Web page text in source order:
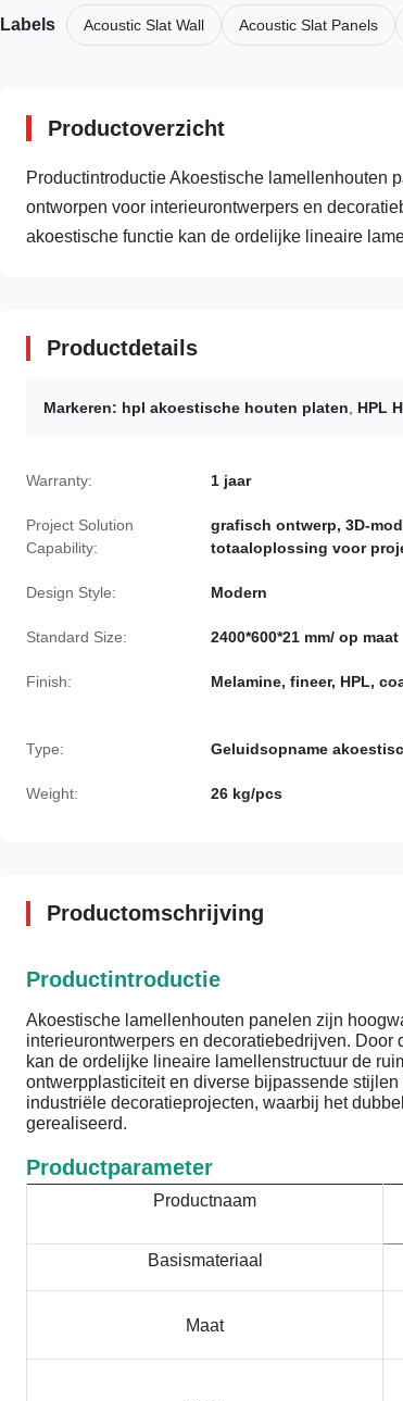
Labels Acoustic Slat Wall Acoustic Slat Panels
Productoverzicht
Productintroductie Akoestische lamellenhouten
ontworpen voor interieurontwerpers en
akoestische functie kan de ordelijke lineaire
Productdetails
Markeren: hpl akoestische houten platen HPL
Warranty: 1 jaar
Project Solution
Capability:
grafisch ontwerp, 3D-
totaaloplossing voor
Design Style: Modern
Standard Size: 2400*600*21 mm/ op maat
Finish: Melamine, fineer, HPL,
Type: Geluidsopname
Weight: 26 kg/pcs
Productomschrijving
Productintroductie
Akoestische lamellenhouten panelen zijn
interieurontwerpers en decoratiebedrijven.
kan de ordelijke lineaire lamellenstructuur de
ontwerpplasticiteit en diverse bijpassende
industriële decoratieprojecten, waarbij het
gerealiseerd.
Productparameter
Productnaam
Basismateriaal
Maat